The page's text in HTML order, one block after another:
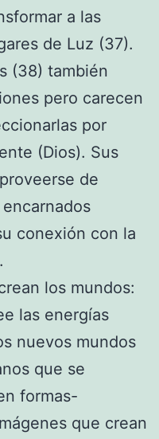
a las
de Luz (37).
(38) también
pero carecen
por
(Dios). Sus
de
conexión con la
los mundos:
las energías
nuevos mundos
que se
formas-
que crean